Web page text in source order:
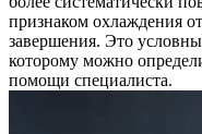
признаком охлаждения
завершения. Это
которому можно
помощи специалиста.